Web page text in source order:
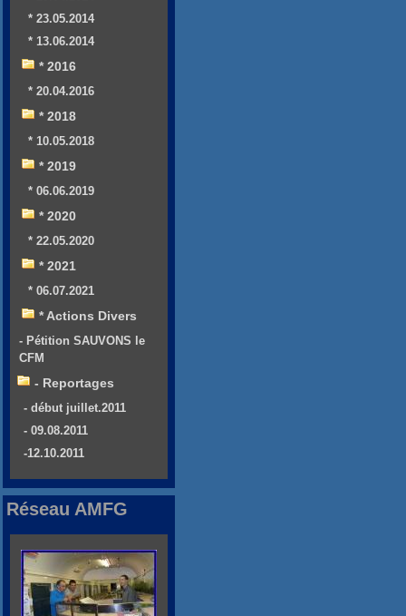
* 23.05.2014
* 13.06.2014
* 2016
* 20.04.2016
* 2018
* 10.05.2018
* 2019
* 06.06.2019
* 2020
* 22.05.2020
* 2021
* 06.07.2021
* Actions Divers
- Pétition SAUVONS le
CFM
- Reportages
- début juillet.2011
- 09.08.2011
-12.10.2011
Réseau AMFG